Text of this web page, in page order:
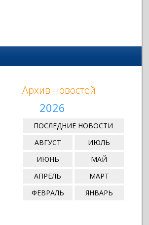
Архив новостей
2026
ПОСЛЕДНИЕ НОВОСТИ
АВГУСТ
ИЮЛЬ
ИЮНЬ
МАЙ
АПРЕЛЬ
МАРТ
ФЕВРАЛЬ
ЯНВАРЬ